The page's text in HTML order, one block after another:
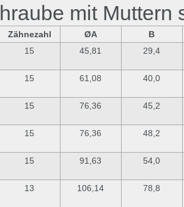
mit Muttern
Zähnezahl ØA
B
15 45,81 29,4
15 61,08 40,0
15 76,36 45,2
15 76,36 48,2
15 91,63 54,0
13 106,14 78,8